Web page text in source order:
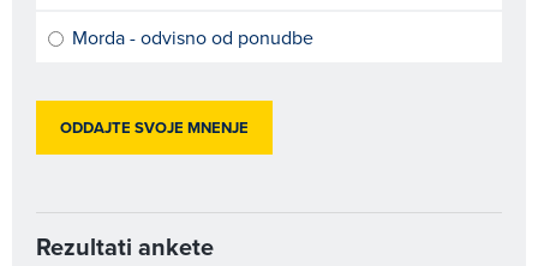
Morda - odvisno od ponudbe
Rezultati ankete